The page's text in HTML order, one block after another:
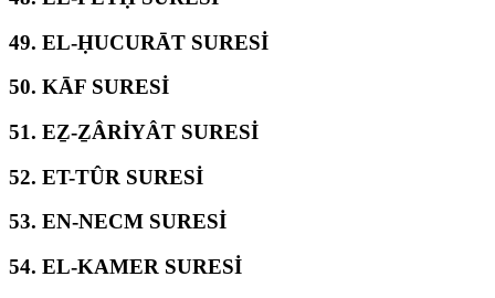
49. EL-ḤUCURĀT SURESİ
50. KĀF SURESİ
51. EẔ-ẔÂRİYÂT SURESİ
52. ET-TÛR SURESİ
53. EN-NECM SURESİ
54. EL-KAMER SURESİ